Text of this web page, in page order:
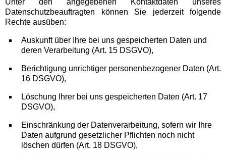
Unter den angegebenen Kontaktdaten unseres
Datenschutzbeauftragten können Sie jederzeit folgende
Rechte ausüben:
Auskunft über Ihre bei uns gespeicherten Daten und
deren Verarbeitung (Art. 15 DSGVO),
Berichtigung unrichtiger personenbezogener Daten (Art.
16 DSGVO),
Löschung Ihrer bei uns gespeicherten Daten (Art. 17
DSGVO),
Einschränkung der Datenverarbeitung, sofern wir Ihre
Daten aufgrund gesetzlicher Pflichten noch nicht
löschen dürfen (Art. 18 DSGVO),